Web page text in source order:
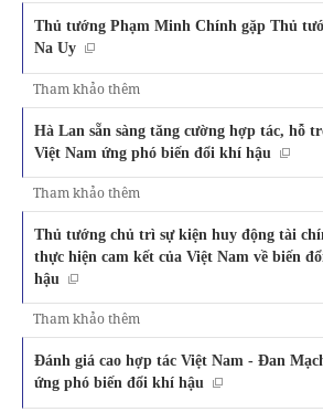
Thủ tướng Phạm Minh Chính gặp Thủ
Na Uy
Tham khảo thêm
Hà Lan sẵn sàng tăng cường hợp tác, hỗ
Việt Nam ứng phó biến đổi khí hậu
Tham khảo thêm
Thủ tướng chủ trì sự kiện huy động tài
thực hiện cam kết của Việt Nam về biến
hậu
Tham khảo thêm
Đánh giá cao hợp tác Việt Nam - Đan
ứng phó biến đổi khí hậu